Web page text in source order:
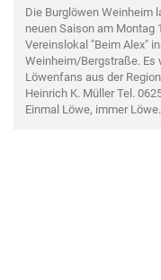
Die Burglöwen Weinheim
neuen Saison am Montag
Vereinslokal "Beim Alex"
Weinheim/Bergstraße. Es
Löwenfans aus der
Heinrich K. Müller Tel.
Einmal Löwe, immer Löwe.